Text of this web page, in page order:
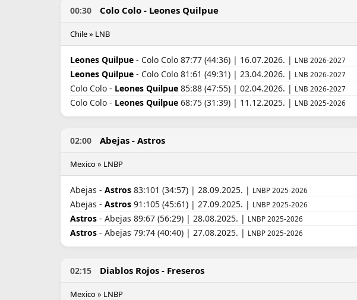
00:30 Colo Colo - Leones Quilpue
Chile » LNB
Leones Quilpue - Colo Colo 87:77 (44:36) | 16.07.2026. | LNB 2026-2027
Leones Quilpue - Colo Colo 81:61 (49:31) | 23.04.2026. | LNB 2026-2027
Colo Colo - Leones Quilpue 85:88 (47:55) | 02.04.2026. | LNB 2026-2027
Colo Colo - Leones Quilpue 68:75 (31:39) | 11.12.2025. | LNB 2025-2026
02:00 Abejas - Astros
Mexico » LNBP
Abejas - Astros 83:101 (34:57) | 28.09.2025. | LNBP 2025-2026
Abejas - Astros 91:105 (45:61) | 27.09.2025. | LNBP 2025-2026
Astros - Abejas 89:67 (56:29) | 28.08.2025. | LNBP 2025-2026
Astros - Abejas 79:74 (40:40) | 27.08.2025. | LNBP 2025-2026
02:15 Diablos Rojos - Freseros
Mexico » LNBP